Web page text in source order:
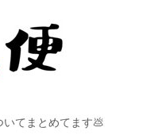
てまとめてます💩